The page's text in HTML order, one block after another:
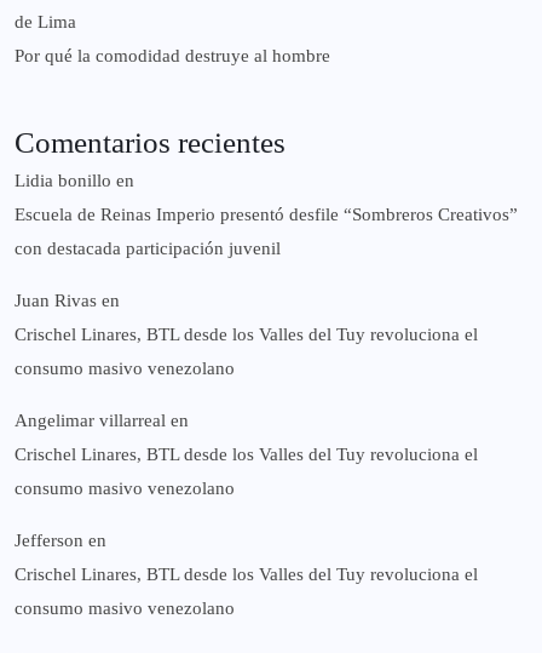
de Lima
Por qué la comodidad destruye al hombre
Comentarios recientes
Lidia bonillo en
Escuela de Reinas Imperio presentó desfile “Sombreros Creativos”
con destacada participación juvenil
Juan Rivas en
Crischel Linares, BTL desde los Valles del Tuy revoluciona el
consumo masivo venezolano
Angelimar villarreal en
Crischel Linares, BTL desde los Valles del Tuy revoluciona el
consumo masivo venezolano
Jefferson en
Crischel Linares, BTL desde los Valles del Tuy revoluciona el
consumo masivo venezolano